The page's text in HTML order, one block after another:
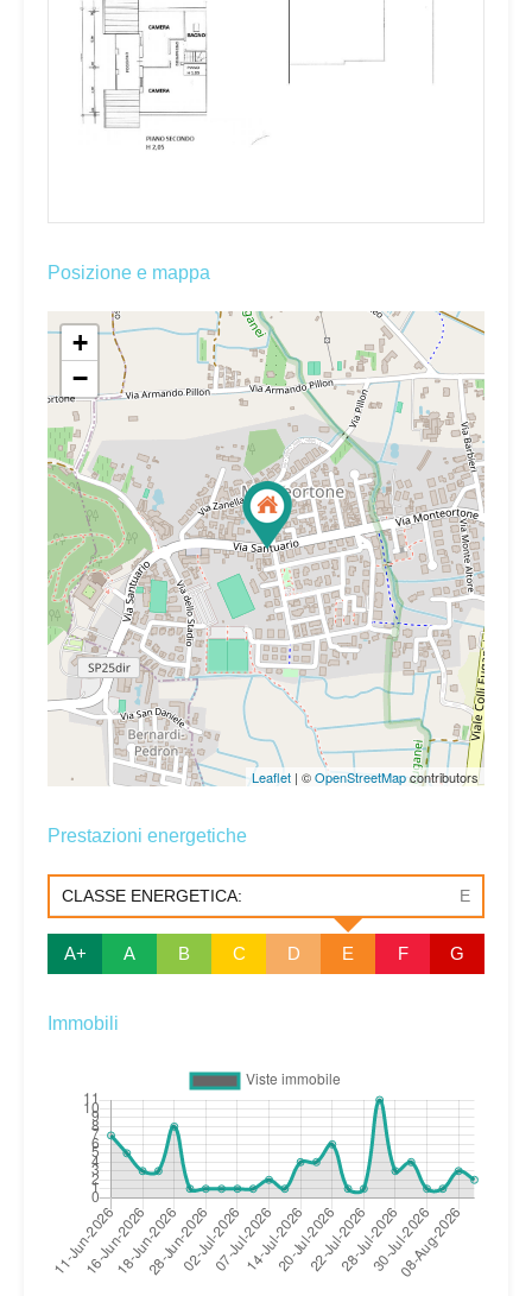
Posizione e mappa
+
−
Leaflet | ©OpenStreetMapcontributors
Prestazioni energetiche
CLASSE ENERGETICA: E
A+ A B C D E F G
Immobili